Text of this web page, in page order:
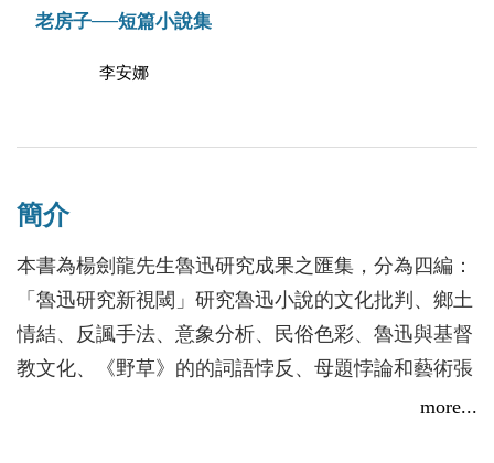
老房子──短篇小說集
李安娜
簡介
本書為楊劍龍先生魯迅研究成果之匯集，分為四編：
「魯迅研究新視閾」研究魯迅小說的文化批判、鄉土
情結、反諷手法、意象分析、民俗色彩、魯迅與基督
教文化、《野草》的的詞語悖反、母題悖論和藝術張
力、魯迅與森歐外小說創作之比較等；「走進魯迅的
more...